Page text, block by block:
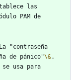
las
"contraseña
de pánico"\&
usa para